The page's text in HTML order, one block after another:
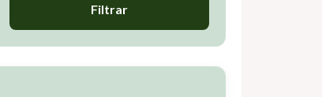
Filtrar